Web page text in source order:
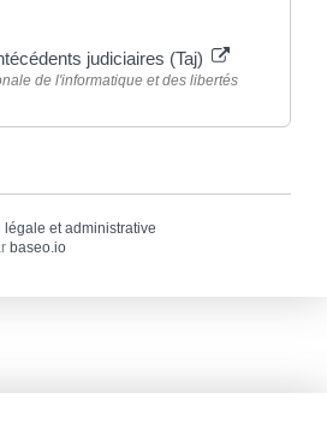
judiciaires (Taj)
de l'informatique et des libertés
et administrative
baseo.io